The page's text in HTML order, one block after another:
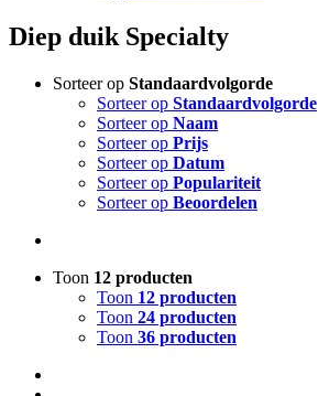
Diep duik Specialty
Sorteer op Standaardvolgorde
Sorteer op Standaardvolgorde
Sorteer op Naam
Sorteer op Prijs
Sorteer op Datum
Sorteer op Populariteit
Sorteer op Beoordelen
Toon 12 producten
Toon 12 producten
Toon 24 producten
Toon 36 producten